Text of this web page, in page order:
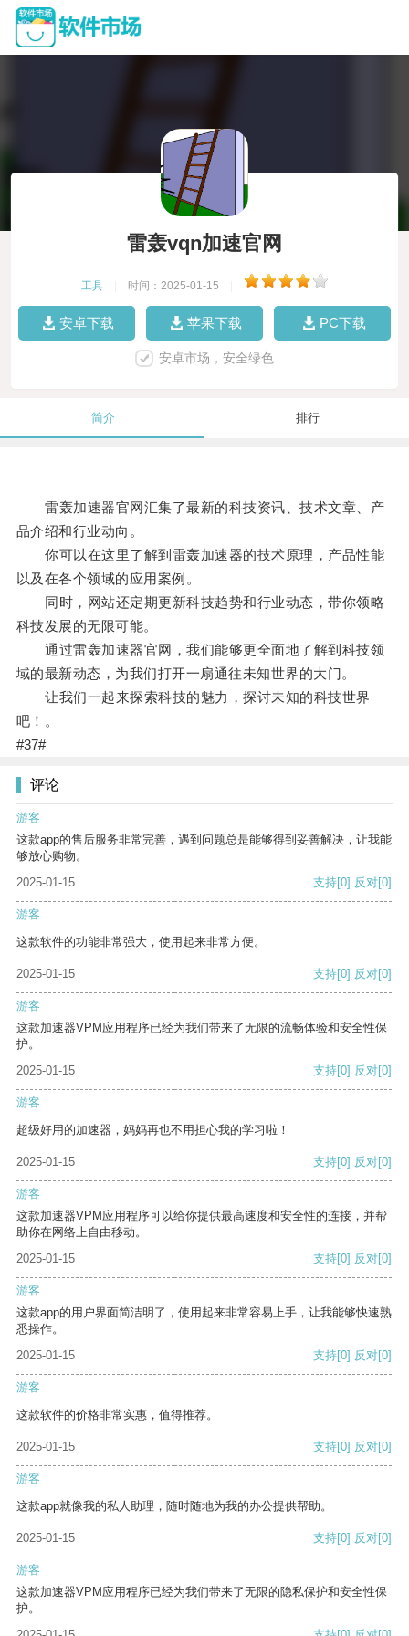
雷轰vqn加速官网
工具 时间：2025-01-15
安卓下载 苹果下载 PC下载
安卓市场，安全绿色
简介 排行
雷轰加速器官网汇集了最新的科技资讯、技术文章、产
品介绍和行业动向。
你可以在这里了解到雷轰加速器的技术原理，产品性能
以及在各个领域的应用案例。
同时，网站还定期更新科技趋势和行业动态，带你领略
科技发展的无限可能。
通过雷轰加速器官网，我们能够更全面地了解到科技领
域的最新动态，为我们打开一扇通往未知世界的大门。
让我们一起来探索科技的魅力，探讨未知的科技世界
吧！。
#37#
评论
游客
这款app的售后服务非常完善，遇到问题总是能够得到妥善解决，让我能
够放心购物。
2025-01-15
支持[0] 反对[0]
游客
这款软件的功能非常强大，使用起来非常方便。
2025-01-15 支持[0] 反对[0]
游客
这款加速器VPM应用程序已经为我们带来了无限的流畅体验和安全性保
护。
2025-01-15
支持[0] 反对[0]
游客
超级好用的加速器，妈妈再也不用担心我的学习啦！
2025-01-15 支持[0] 反对[0]
游客
这款加速器VPM应用程序可以给你提供最高速度和安全性的连接，并帮
助你在网络上自由移动。
2025-01-15
支持[0] 反对[0]
游客
这款app的用户界面简洁明了，使用起来非常容易上手，让我能够快速熟
悉操作。
2025-01-15
支持[0] 反对[0]
游客
这款软件的价格非常实惠，值得推荐。
2025-01-15 支持[0] 反对[0]
游客
这款app就像我的私人助理，随时随地为我的办公提供帮助。
2025-01-15 支持[0] 反对[0]
游客
这款加速器VPM应用程序已经为我们带来了无限的隐私保护和安全性保
护。